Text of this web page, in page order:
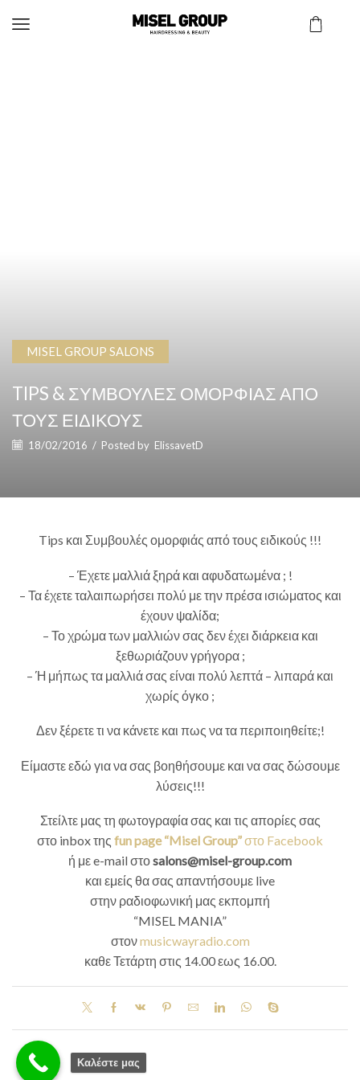
MISEL GROUP SALONS
TIPS & ΣΥΜΒΟΥΛΕΣ ΟΜΟΡΦΙΑΣ ΑΠΟ
ΤΟΥΣ ΕΙΔΙΚΟΥΣ
18/02/2016 / Posted by ElissavetD
Tips και Συμβουλές ομορφιάς από τους ειδικούς !!!
– Έχετε μαλλιά ξηρά και αφυδατωμένα ; !
– Τα έχετε ταλαιπωρήσει πολύ με την πρέσα ισιώματος και
έχουν ψαλίδα;
– Το χρώμα των μαλλιών σας δεν έχει διάρκεια και
ξεθωριάζουν γρήγορα ;
– Ή μήπως τα μαλλιά σας είναι πολύ λεπτά – λιπαρά και
χωρίς όγκο ;
Δεν ξέρετε τι να κάνετε και πως να τα περιποιηθείτε;!
Είμαστε εδώ για να σας βοηθήσουμε και να σας δώσουμε
λύσεις!!!
Στείλτε μας τη φωτογραφία σας και τις απορίες σας
στο inbox της fun page “Misel Group”στο Facebook
ή με e-mail στοsalons@misel-group.com
και εμείς θα σας απαντήσουμε live
στην ραδιοφωνική μας εκπομπή
“MISEL MANIA”
στονmusicwayradio.com
καθε Τετάρτη στις 14.00 εως 16.00.
Καλέστε μας